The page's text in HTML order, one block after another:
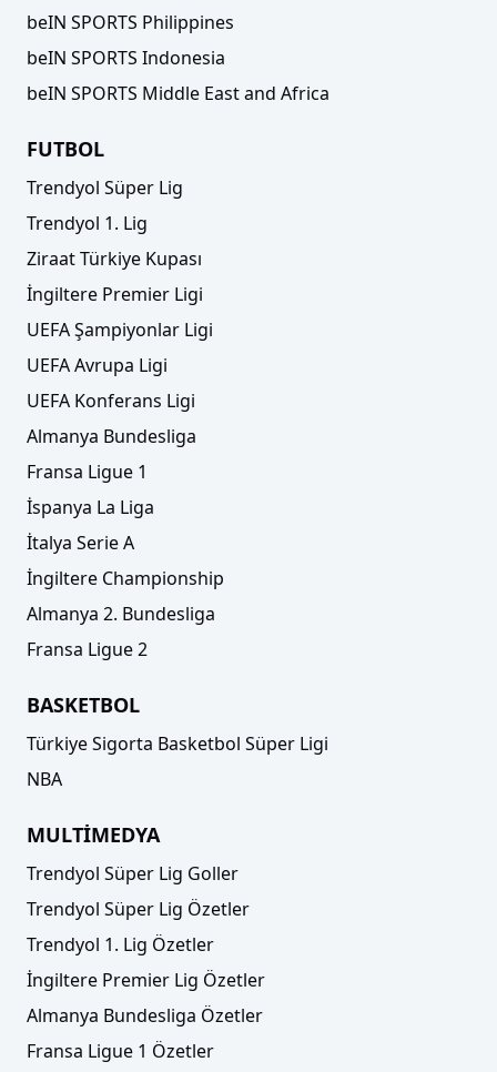
beIN SPORTS Philippines
beIN SPORTS Indonesia
beIN SPORTS Middle East and Africa
FUTBOL
Trendyol Süper Lig
Trendyol 1. Lig
Ziraat Türkiye Kupası
İngiltere Premier Ligi
UEFA Şampiyonlar Ligi
UEFA Avrupa Ligi
UEFA Konferans Ligi
Almanya Bundesliga
Fransa Ligue 1
İspanya La Liga
İtalya Serie A
İngiltere Championship
Almanya 2. Bundesliga
Fransa Ligue 2
BASKETBOL
Türkiye Sigorta Basketbol Süper Ligi
NBA
MULTİMEDYA
Trendyol Süper Lig Goller
Trendyol Süper Lig Özetler
Trendyol 1. Lig Özetler
İngiltere Premier Lig Özetler
Almanya Bundesliga Özetler
Fransa Ligue 1 Özetler